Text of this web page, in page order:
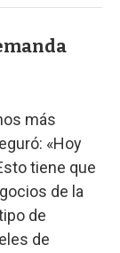
más
«Hoy
tiene que
de la
de
de